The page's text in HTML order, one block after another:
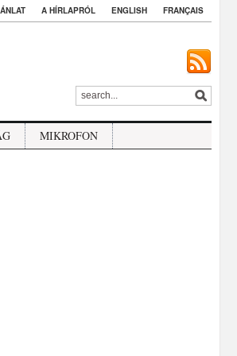
A HÍRLAPRÓL ENGLISH FRANÇAIS
MIKROFON